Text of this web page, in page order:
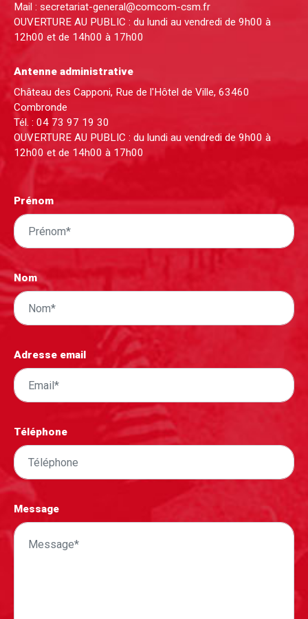
Mail : secretariat-general@comcom-csm.fr
OUVERTURE AU PUBLIC : du lundi au vendredi de 9h00 à
12h00 et de 14h00 à 17h00
Antenne administrative
Château des Capponi, Rue de l'Hôtel de Ville, 63460
Combronde
Tél. : 04 73 97 19 30
OUVERTURE AU PUBLIC : du lundi au vendredi de 9h00 à
12h00 et de 14h00 à 17h00
Prénom
Nom
Adresse email
Téléphone
Message